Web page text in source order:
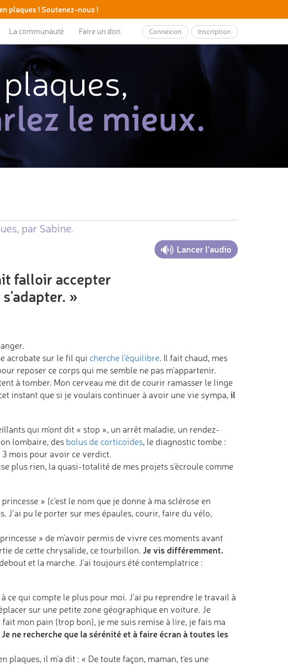
plaques ! Soutenez-nous !
La communauté Faire un don Connexion Inscription
le mieux.
par Sabine.
Lancer l'audio
falloir accepter
s'adapter. »
acrobate sur le fil qui cherche l'équilibre. Il fait chaud, mes
reposer ce corps qui me semble ne pas m'appartenir.
à tomber. Mon cerveau me dit de courir ramasser le linge
instant que si je voulais continuer à avoir une vie sympa, il
qui m'ont dit « stop », un arrêt maladie, un rendez-
lombaire, des bolus de corticoïdes, le diagnostic tombe :
3 mois pour avoir ce verdict.
plus rien, la quasi-totalité de mes projets s'écroule comme
» (c'est le nom que je donne à ma sclérose en
J’ai pu le porter sur mes épaules, courir, faire du vélo,
» de m'avoir permis de vivre ces moments avant
de cette chrysalide, ce tourbillon. Je vis différemment.
et la marche. J'ai toujours été contemplatrice :
ce qui compte le plus pour moi. J'ai pu reprendre le travail à
sur une petite zone géographique en voiture. Je
mon pain (trop bon), je me suis remise à lire, je fais ma
Je ne recherche que la sérénité et à faire écran à toutes les
plaques, il m'a dit : « De toute façon, maman, t'es une